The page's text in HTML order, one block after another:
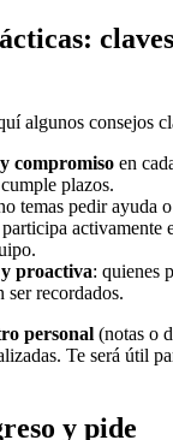
algunos consejos
compromiso en
plazos.
temas pedir ayuda
participa activamente
proactiva: quienes
ser recordados.
personal (notas o
Te será útil
y pide